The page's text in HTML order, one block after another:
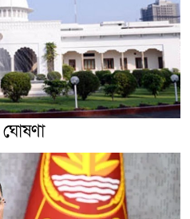
ঘোষণা